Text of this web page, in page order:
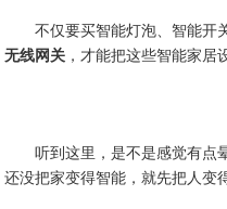
不仅要买智能灯泡、智能开
无线网关 ，才能把这些智能家居
听到这里，是不是感觉有点
还没把家变得智能，就先把人